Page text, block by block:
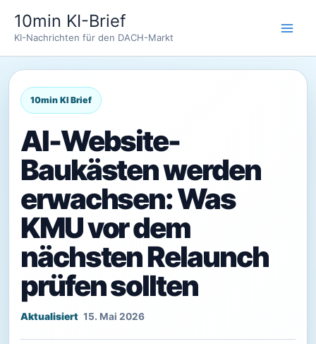
Inhalt
springen
10min KI-Brief
KI-Nachrichten für den DACH-Markt
AI-Website-
Baukästen werden
erwachsen: Was
KMU vor dem
nächsten Relaunch
prüfen sollten
15. Mai 2026